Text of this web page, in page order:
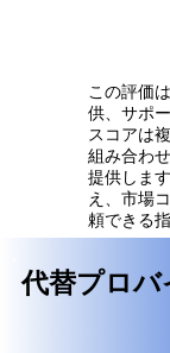
この評価
供、サポ
スコアは
組み合わ
提供しま
え、市場
頼できる
代替プロバ